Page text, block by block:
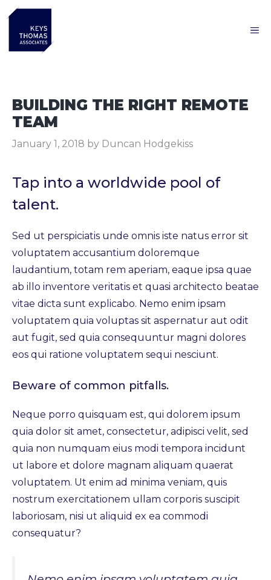
Skip
content
BUILDING THE RIGHT REMOTE
TEAM
January 1, 2018 by Duncan Hodgekiss
Tap into a worldwide pool of
talent.
Sed ut perspiciatis unde omnis iste natus error sit
voluptatem accusantium doloremque
laudantium, totam rem aperiam, eaque ipsa quae
ab illo inventore veritatis et quasi architecto beatae
vitae dicta sunt explicabo. Nemo enim ipsam
voluptatem quia voluptas sit aspernatur aut odit
aut fugit, sed quia consequuntur magni dolores
eos qui ratione voluptatem sequi nesciunt.
Beware of common pitfalls.
Neque porro quisquam est, qui dolorem ipsum
quia dolor sit amet, consectetur, adipisci velit, sed
quia non numquam eius modi tempora incidunt
ut labore et dolore magnam aliquam quaerat
voluptatem. Ut enim ad minima veniam, quis
nostrum exercitationem ullam corporis suscipit
laboriosam, nisi ut aliquid ex ea commodi
consequatur?